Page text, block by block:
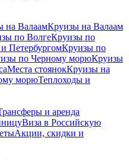
на ВалаамКруизы на Валаам
по ВолгеКруизы по
ПетербургомКруизы по
по Черному морюКруизы
Места стоянокКруизы на
морюТеплоходы и
и аренда
Виза в Российскую
Акции, скидки и